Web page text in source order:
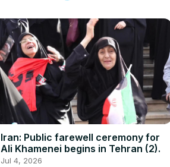
Iran: Public farewell ceremony for
Ali Khamenei begins in Tehran (2).
Jul 4, 2026